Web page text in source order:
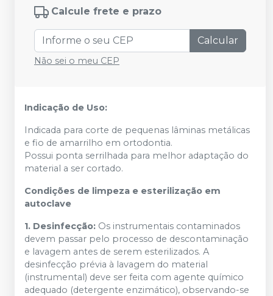
Calcule frete e prazo
Calcular
Não sei o meu CEP
Indicação de Uso:
Indicada para corte de pequenas lâminas metálicas
e fio de amarrilho em ortodontia.
Possui ponta serrilhada para melhor adaptação do
material a ser cortado.
Condições de limpeza e esterilização em
autoclave
1. Desinfecção: Os instrumentais contaminados
devem passar pelo processo de descontaminação
e lavagem antes de serem esterilizados. A
desinfecção prévia à lavagem do material
(instrumental) deve ser feita com agente químico
adequado (detergente enzimático), observando-se